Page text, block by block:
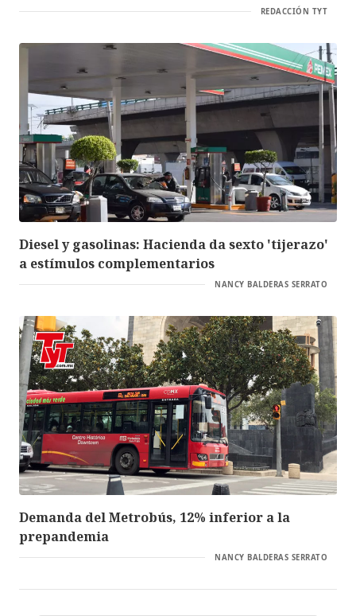
REDACCIÓN TYT
Diesel y gasolinas: Hacienda da sexto 'tijerazo'
a estímulos complementarios
NANCY BALDERAS SERRATO
Demanda del Metrobús, 12% inferior a la
prepandemia
NANCY BALDERAS SERRATO